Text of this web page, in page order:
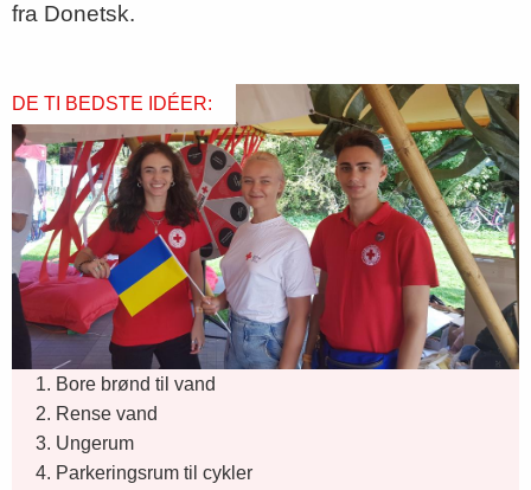
fra Donetsk.
DE TI BEDSTE IDÉER:
1. Bore brønd til vand
2. Rense vand
3. Ungerum
4. Parkeringsrum til cykler